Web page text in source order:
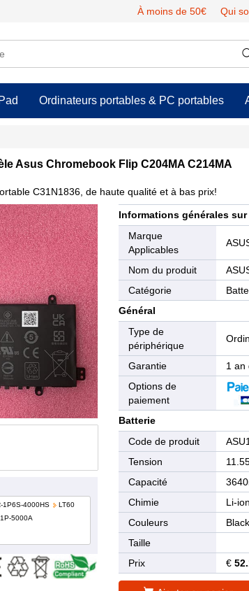
À moins de 50€ Qui
Ordinateurs portables & PC portables
Asus Chromebook Flip C204MA C214MA
C31N1836, de haute qualité et à bas prix!
1P6S-4000HS
LT60
5000A
Informations générales
Marque
Applicables
Nom du produit
Catégorie
Général
Type de
périphérique
Garantie
1 an
Options de
paiement
Batterie
Code de produit
Tension
Capacité
Chimie
Li-ion
Couleurs
Black
Taille
Prix
€